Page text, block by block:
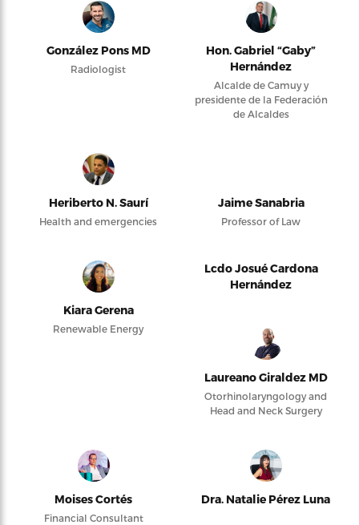
González Pons MD
Radiologist
Hon. Gabriel “Gaby”
Hernández
Alcalde de Camuy y
presidente de la Federación
de Alcaldes
Heriberto N. Saurí
Health and emergencies
Jaime Sanabria
Professor of Law
Kiara Gerena
Renewable Energy
Lcdo Josué Cardona
Hernández
Laureano Giraldez MD
Otorhinolaryngology and
Head and Neck Surgery
Moises Cortés
Financial Consultant
Dra. Natalie Pérez Luna